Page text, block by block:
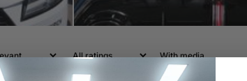
With media